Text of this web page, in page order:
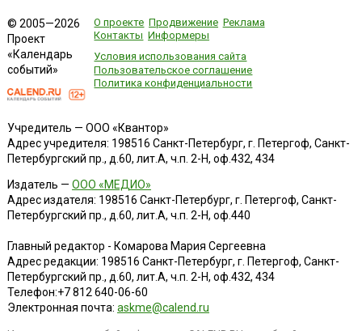
© 2005—2026
Проект
«Календарь
событий»
О проекте Продвижение Реклама
Контакты Информеры
Условия использования сайта
Пользовательское соглашение
Политика конфиденциальности
Учредитель — ООО «Квантор»
Адрес учредителя: 198516 Санкт-Петербург, г. Петергоф, Санкт-
Петербургский пр., д.60, лит.А, ч.п. 2-Н, оф.432, 434
Издатель — ООО «МЕДИО»
Адрес издателя: 198516 Санкт-Петербург, г. Петергоф, Санкт-
Петербургский пр., д.60, лит.А, ч.п. 2-Н, оф.440
Главный редактор - Комарова Мария Сергеевна
Адрес редакции: 198516 Санкт-Петербург, г. Петергоф, Санкт-
Петербургский пр., д.60, лит.А, ч.п. 2-Н, оф.432, 434
Телефон:+7 812 640-06-60
Электронная почта: askme@calend.ru